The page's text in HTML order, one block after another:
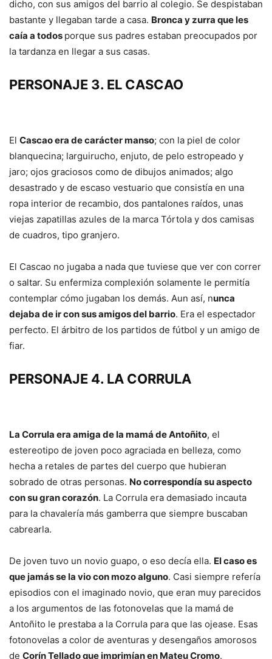
dicho, con sus amigos del barrio al colegio. Se despistaban
bastante y llegaban tarde a casa. Bronca y zurra que les
caía a todos porque sus padres estaban preocupados por
la tardanza en llegar a sus casas.
PERSONAJE 3. EL CASCAO
El Cascao era de carácter manso; con la piel de color
blanquecina; larguirucho, enjuto, de pelo estropeado y
jaro; ojos graciosos como de dibujos animados; algo
desastrado y de escaso vestuario que consistía en una
ropa interior de recambio, dos pantalones raídos, unas
viejas zapatillas azules de la marca Tórtola y dos camisas
de cuadros, tipo granjero.
El Cascao no jugaba a nada que tuviese que ver con correr
o saltar. Su enfermiza complexión solamente le permitía
contemplar cómo jugaban los demás. Aun así, nunca
dejaba de ir con sus amigos del barrio. Era el espectador
perfecto. El árbitro de los partidos de fútbol y un amigo de
fiar.
PERSONAJE 4. LA CORRULA
La Corrula era amiga de la mamá de Antoñito, el
estereotipo de joven poco agraciada en belleza, como
hecha a retales de partes del cuerpo que hubieran
sobrado de otras personas. No correspondía su aspecto
con su gran corazón. La Corrula era demasiado incauta
para la chavalería más gamberra que siempre buscaban
cabrearla.
De joven tuvo un novio guapo, o eso decía ella. El caso es
que jamás se la vio con mozo alguno. Casi siempre refería
episodios con el imaginado novio, que eran muy parecidos
a los argumentos de las fotonovelas que la mamá de
Antoñito le prestaba a la Corrula para que las ojease. Esas
fotonovelas a color de aventuras y desengaños amorosos
de Corín Tellado que imprimían en Mateu Cromo.